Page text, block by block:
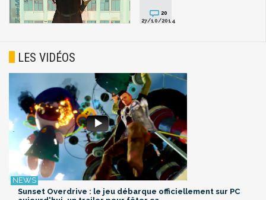
20
27/10/2014
LES VIDÉOS
Sunset Overdrive : le jeu débarque officiellement sur PC